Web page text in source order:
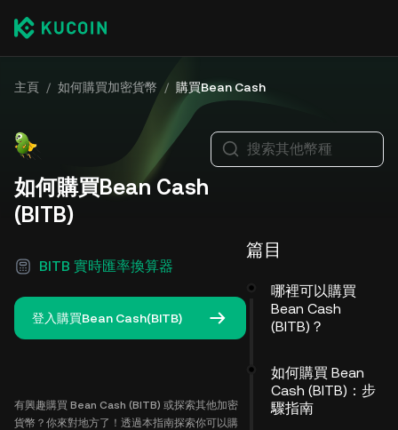
主頁 / 如何購買加密貨幣 / 購買Bean Cash
如何購買Bean Cash
(BITB)
BITB 實時匯率換算器
登入購買Bean Cash(BITB)
有興趣購買 Bean Cash (BITB) 或探索其他加密
貨幣？你來對地方了！透過本指南探索你可以購
搜索其他幣種
篇目
哪裡可以購買
Bean Cash
(BITB)？
如何購買 Bean
Cash (BITB)：步
驟指南